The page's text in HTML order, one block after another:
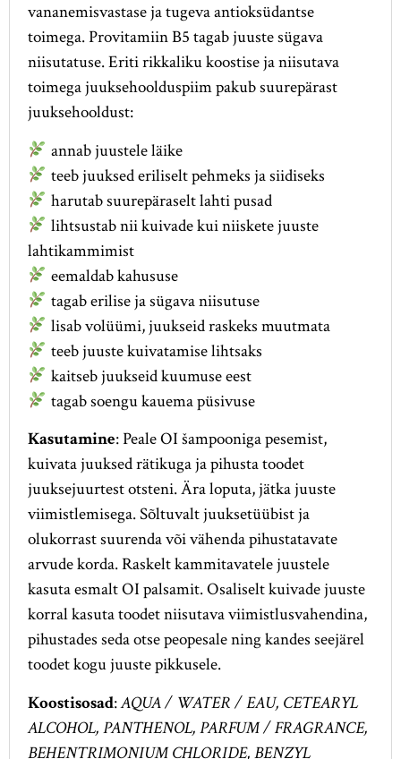
vananemisvastase ja tugeva antioksüdantse
toimega. Provitamiin B5 tagab juuste sügava
niisutatuse. Eriti rikkaliku koostise ja niisutava
toimega juuksehoolduspiim pakub suurepärast
juuksehooldust:
annab juustele läike
teeb juuksed eriliselt pehmeks ja siidiseks
harutab suurepäraselt lahti pusad
lihtsustab nii kuivade kui niiskete juuste
lahtikammimist
eemaldab kahususe
tagab erilise ja sügava niisutuse
lisab volüümi, juukseid raskeks muutmata
teeb juuste kuivatamise lihtsaks
kaitseb juukseid kuumuse eest
tagab soengu kauema püsivuse
Kasutamine: Peale OI šampooniga pesemist,
kuivata juuksed rätikuga ja pihusta toodet
juuksejuurtest otsteni. Ära loputa, jätka juuste
viimistlemisega. Sõltuvalt juuksetüübist ja
olukorrast suurenda või vähenda pihustatavate
arvude korda. Raskelt kammitavatele juustele
kasuta esmalt OI palsamit. Osaliselt kuivade juuste
korral kasuta toodet niisutava viimistlusvahendina,
pihustades seda otse peopesale ning kandes seejärel
toodet kogu juuste pikkusele.
Koostisosad:AQUA / WATER / EAU, CETEARYL
ALCOHOL, PANTHENOL, PARFUM / FRAGRANCE,
BEHENTRIMONIUM CHLORIDE, BENZYL